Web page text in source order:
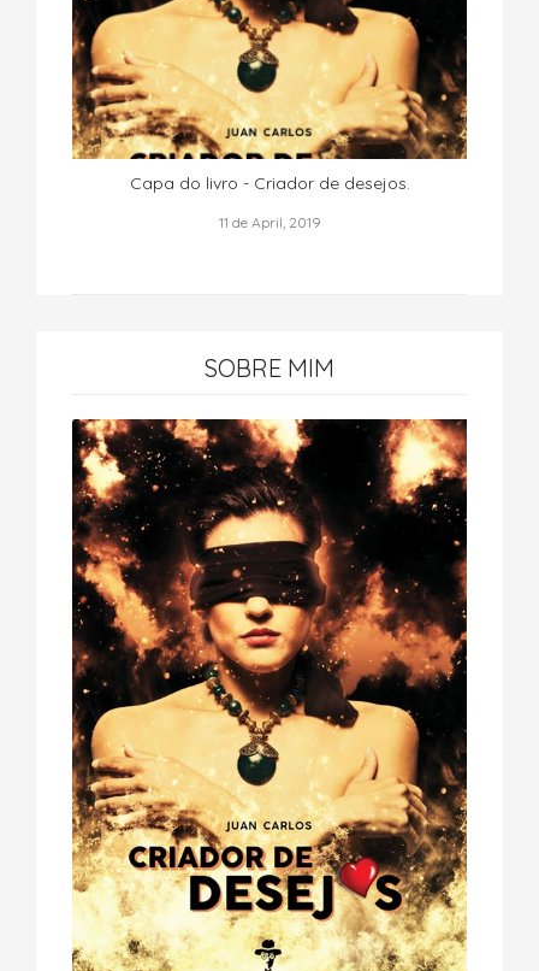
Capa do livro - Criador de desejos.
11 de April, 2019
SOBRE MIM